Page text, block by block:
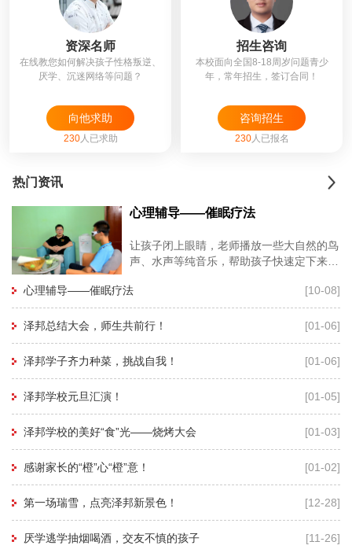
资深名师
在线教您如何解决孩子性格叛逆、
厌学、沉迷网络等问题？
向他求助
230人已求助
招生咨询
本校面向全国8-18周岁问题青少
年，常年招生，签订合同！
咨询招生
230人已报名
热门资讯
心理辅导——催眠疗法
让孩子闭上眼睛，老师播放一些大自然的鸟
声、水声等纯音乐，帮助孩子快速定下来，
利于心理老师深度进入孩子的
心理辅导——催眠疗法 [10-08]
泽邦总结大会，师生共前行！ [01-06]
泽邦学子齐力种菜，挑战自我！ [01-06]
泽邦学校元旦汇演！ [01-05]
泽邦学校的美好“食”光——烧烤大会 [01-03]
感谢家长的“橙”心“橙”意！ [01-02]
第一场瑞雪，点亮泽邦新景色！ [12-28]
厌学逃学抽烟喝酒，交友不慎的孩子 [11-26]